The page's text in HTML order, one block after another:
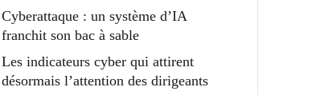
Cyberattaque : un système d’IA
franchit son bac à sable
Les indicateurs cyber qui attirent
désormais l’attention des dirigeants